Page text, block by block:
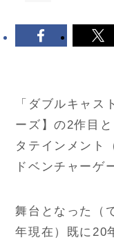
「ダブルキャス
ーズ】の2作目
タテインメント
ドベンチャーゲ
舞台となった（
年現在）既に20